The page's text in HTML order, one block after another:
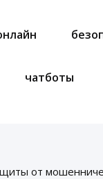
чатботы
от